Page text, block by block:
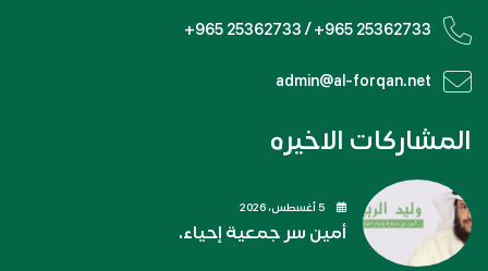
+965 25362733 / +965 25362733
admin@al-forqan.net
المشاركات الاخيره
أمين سر جمعية إحياء.